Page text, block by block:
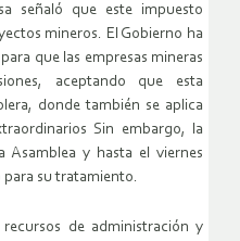
señaló que este impuesto
mineros. El Gobierno ha
que las empresas mineras
aceptando que esta
donde también se aplica
Sin embargo, la
y hasta el viernes
para su tratamiento.
de administración y